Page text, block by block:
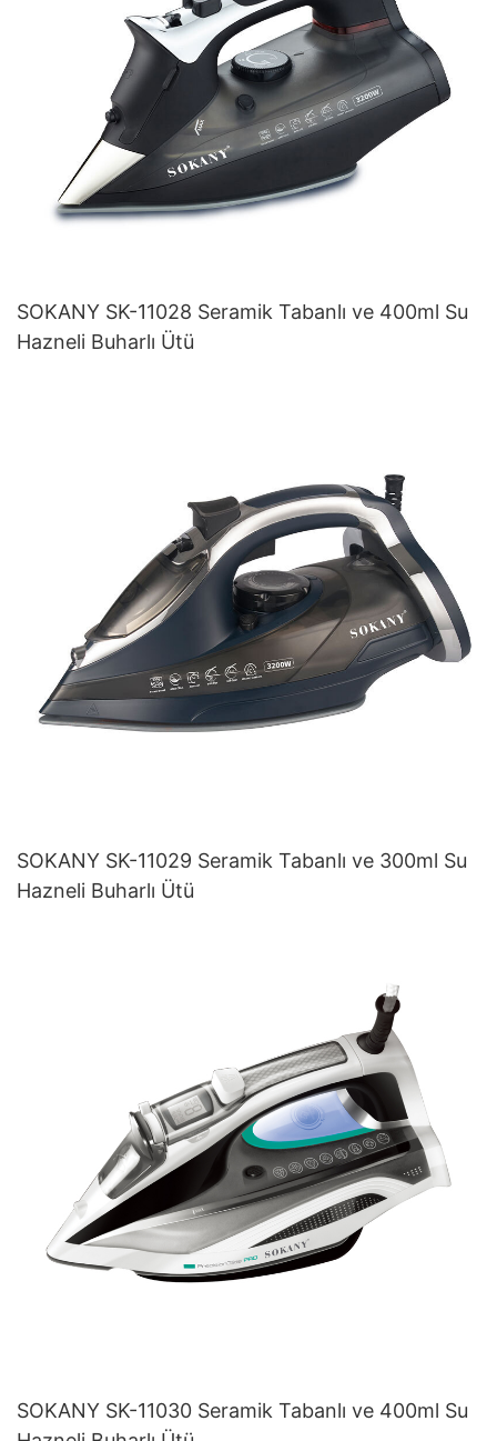
SOKANY SK-11028 Seramik Tabanlı ve 400ml Su
Hazneli Buharlı Ütü
SOKANY SK-11029 Seramik Tabanlı ve 300ml Su
Hazneli Buharlı Ütü
SOKANY SK-11030 Seramik Tabanlı ve 400ml Su